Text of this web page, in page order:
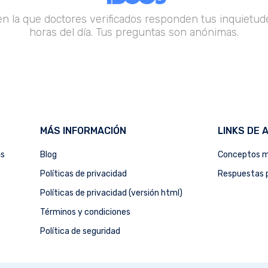
la que doctores verificados responden tus
horas del día. Tus preguntas son anónimas.
MÁS INFORMACIÓN
Blog
Políticas de privacidad
Políticas de privacidad (versión html)
Términos y condiciones
Política de seguridad
LINKS DE
Conceptos
Respuestas